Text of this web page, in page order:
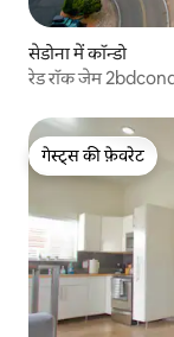
सेडोना में कॉन्डो
रेड रॉक जेम
गेस्ट्स की फ़ेवरेट
गेस्ट्स की फ़ेवरेट